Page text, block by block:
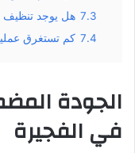
7.3 هل يوجد تنظيف
7.4 كم تستغرق
الجودة
في الفجيرة